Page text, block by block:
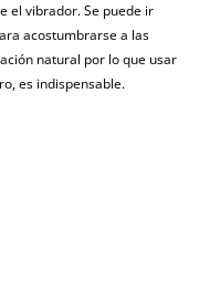
agosto (fecha estimada)
el vibrador. Se puede ir
acostumbrarse a las
natural por lo que usar
es indispensable.